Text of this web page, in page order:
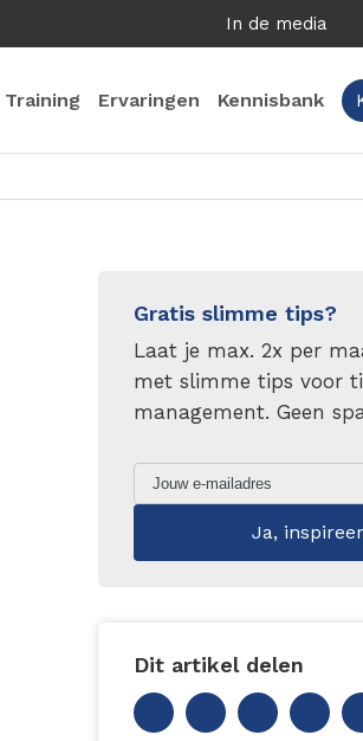
In de media
Training Ervaringen Kennisbank
Gratis slimme tips?
Laat je max. 2x per
met slimme tips voor
management. Geen
Dit artikel delen